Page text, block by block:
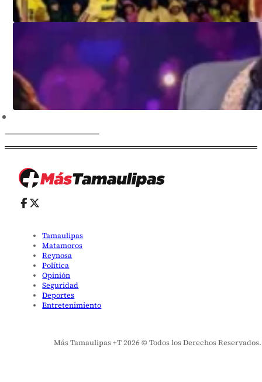
Tamaulipas
Matamoros
Reynosa
Política
Opinión
Seguridad
Deportes
Entretenimiento
Más Tamaulipas +T 2026 © Todos los Derechos